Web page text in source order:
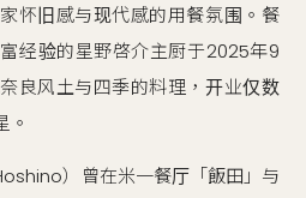
怀旧感与现代感的用餐氛围。餐
经验的星野啓介主厨于2025年9
良风土与四季的料理，开业仅数
。
）曾在米一餐厅「飯田」与